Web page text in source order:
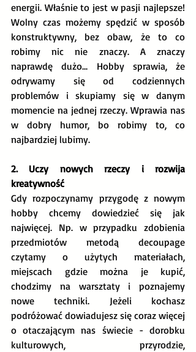
energii. Właśnie to jest w pasji najlepsze!
Wolny czas możemy spędzić w sposób
konstruktywny, bez obaw, że to co
robimy nic nie znaczy. A znaczy
naprawdę dużo... Hobby sprawia, że
odrywamy się od codziennych
problemów i skupiamy się w danym
momencie na jednej rzeczy. Wprawia nas
w dobry humor, bo robimy to, co
najbardziej lubimy.
2. Uczy nowych rzeczy i rozwija
kreatywność
Gdy rozpoczynamy przygodę z nowym
hobby chcemy dowiedzieć się jak
najwięcej. Np. w przypadku zdobienia
przedmiotów metodą decoupage
czytamy o użytych materiałach,
miejscach gdzie można je kupić,
chodzimy na warsztaty i poznajemy
nowe techniki. Jeżeli kochasz
podróżować dowiadujesz się coraz więcej
o otaczającym nas świecie - dorobku
kulturowych, przyrodzie,